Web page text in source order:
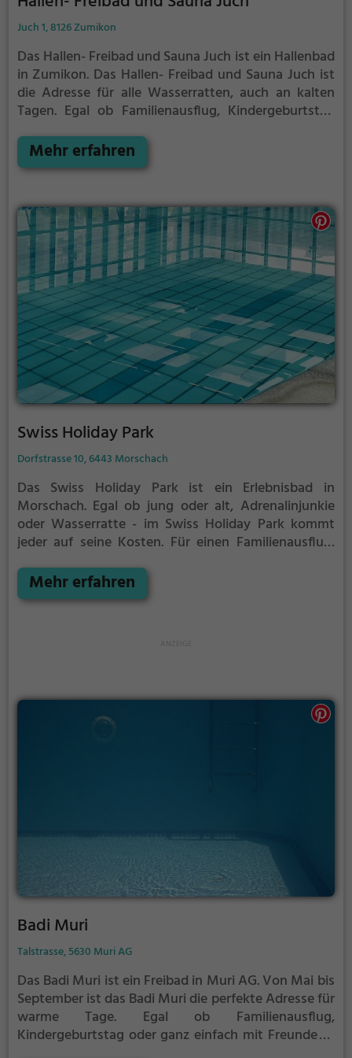
Juch 1, 8126 Zumikon
Das Hallen- Freibad und Sauna Juch ist ein Hallenbad
in Zumikon. Das Hallen- Freibad und Sauna Juch ist
die Adresse für alle Wasserratten, auch an kalten
Tagen. Egal ob Familienausflug, Kindergeburtstag
und Sauna Juch kommt jeder auf seine Kosten.
Mehr erfahren
Swiss Holiday Park
Dorfstrasse 10, 6443 Morschach
Das Swiss Holiday Park ist ein Erlebnisbad in
Morschach. Egal ob jung oder alt, Adrenalinjunkie
oder Wasserratte - im Swiss Holiday Park kommt
jeder auf seine Kosten. Für einen Familienausflug,
ist das Swiss Holiday Park genau die richtige
Adresse.
Mehr erfahren
Badi Muri
Talstrasse, 5630 Muri AG
Das Badi Muri ist ein Freibad in Muri AG.Von Mai bis
September ist das Badi Muri die perfekte Adresse für
warme Tage. Egal ob Familienausflug,
Kindergeburtstag oder ganz einfach mit Freunden -